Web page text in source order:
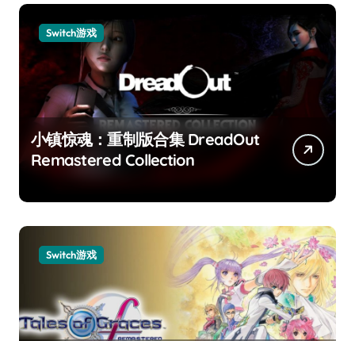
Switch游戏
小镇惊魂：重制版合集 DreadOut
Remastered Collection
Switch游戏